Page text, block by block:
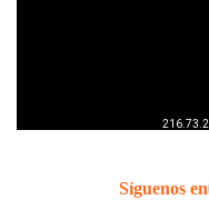
Síguenos en